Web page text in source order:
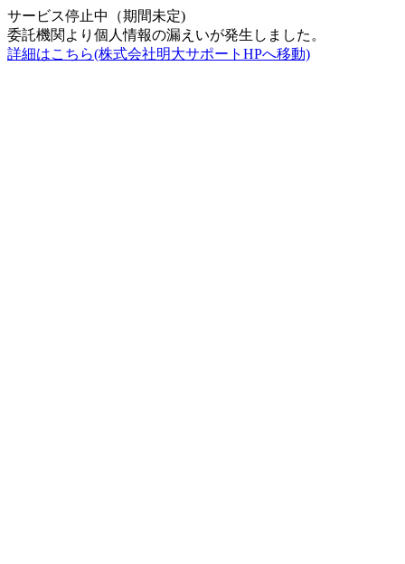
サービス停止中（期間未定)
委託機関より個人情報の漏えいが発生しました。
詳細はこちら(株式会社明大サポートHPへ移動)